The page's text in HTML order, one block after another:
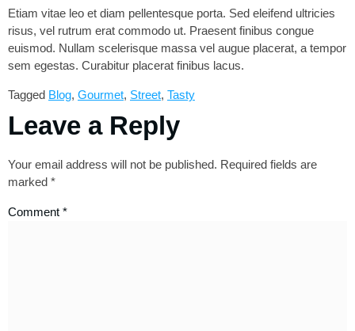
Etiam vitae leo et diam pellentesque porta. Sed eleifend ultricies
risus, vel rutrum erat commodo ut. Praesent finibus congue
euismod. Nullam scelerisque massa vel augue placerat, a tempor
sem egestas. Curabitur placerat finibus lacus.
Tagged Blog, Gourmet, Street, Tasty
Leave a Reply
Your email address will not be published. Required fields are
marked *
Comment *